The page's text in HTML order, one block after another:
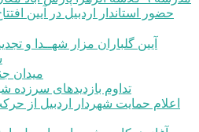
میدان
تداوم بازدیدهای سرزده